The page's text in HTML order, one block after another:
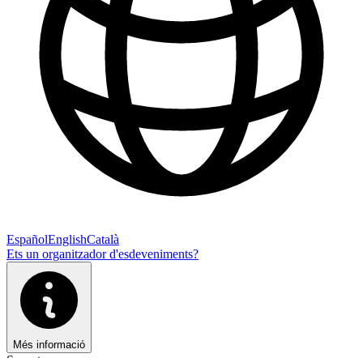
EspañolEnglishCatalà
Ets un organitzador d'esdeveniments?
Més informació